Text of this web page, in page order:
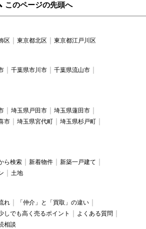
このページの先頭へ
区 東京都北区 東京都江戸川区
千葉県市川市
千葉県流山市
埼玉県戸田市
埼玉県蓮田市
市 埼玉県宮代町
埼玉県杉戸町
ら検索 新着物件
新築一戸建て
土地
れ
「仲介」と「買取」の違い
しでも高く売るポイント
よくある質問
相談